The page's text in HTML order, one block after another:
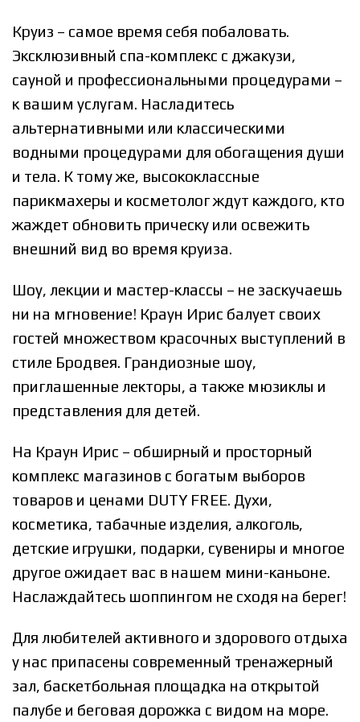
Круиз – самое время себя побаловать.
Эксклюзивный спа-комплекс с джакузи,
сауной и профессиональными процедурами –
к вашим услугам. Насладитесь
альтернативными или классическими
водными процедурами для обогащения души
и тела. К тому же, высококлассные
парикмахеры и косметолог ждут каждого, кто
жаждет обновить прическу или освежить
внешний вид во время круиза.
Шоу, лекции и мастер-классы – не заскучаешь
ни на мгновение! Краун Ирис балует своих
гостей множеством красочных выступлений в
стиле Бродвея. Грандиозные шоу,
приглашенные лекторы, а также мюзиклы и
представления для детей.
На Краун Ирис – обширный и просторный
комплекс магазинов с богатым выборов
товаров и ценами DUTY FREE. Духи,
косметика, табачные изделия, алкоголь,
детские игрушки, подарки, сувениры и многое
другое ожидает вас в нашем мини-каньоне.
Наслаждайтесь шоппингом не сходя на берег!
Для любителей активного и здорового отдыха
у нас припасены современный тренажерный
зал, баскетбольная площадка на открытой
палубе и беговая дорожка с видом на море.